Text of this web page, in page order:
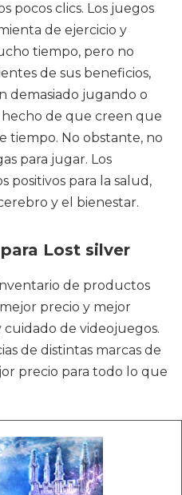
pocos clics. Los juegos
de ejercicio y
tiempo, pero no
de sus beneficios,
demasiado jugando o
de que creen que
tiempo. No obstante, no
para jugar. Los
positivos para la salud,
y el bienestar.
Lost silver
de productos
precio y mejor
de videojuegos.
de distintas marcas de
precio para todo lo que